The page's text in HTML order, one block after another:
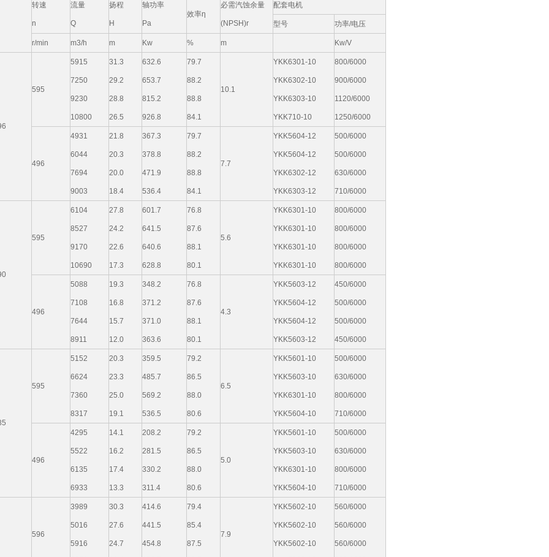
转速
n
流量
Q
扬程
H
轴功率
Pa
效率η
必需汽蚀余量
(NPSH)r
配套电机
型号 功率/电压
r/min m3/h m Kw % m Kw/V
595
5915
7250
9230
10800
31.3
29.2
28.8
26.5
632.6
653.7
815.2
926.8
79.7
88.2
88.8
84.1
10.1
YKK6301-10
YKK6302-10
YKK6303-10
YKK710-10
800/6000
900/6000
1120/6000
1250/6000
496
4931
6044
7694
9003
21.8
20.3
20.0
18.4
367.3
378.8
471.9
536.4
79.7
88.2
88.8
84.1
7.7
YKK5604-12
YKK5604-12
YKK6302-12
YKK6303-12
500/6000
500/6000
630/6000
710/6000
595
6104
8527
9170
10690
27.8
24.2
22.6
17.3
601.7
641.5
640.6
628.8
76.8
87.6
88.1
80.1
5.6
YKK6301-10
YKK6301-10
YKK6301-10
YKK6301-10
800/6000
800/6000
800/6000
800/6000
496
5088
7108
7644
8911
19.3
16.8
15.7
12.0
348.2
371.2
371.0
363.6
76.8
87.6
88.1
80.1
4.3
YKK5603-12
YKK5604-12
YKK5604-12
YKK5603-12
450/6000
500/6000
500/6000
450/6000
595
5152
6624
7360
8317
20.3
23.3
25.0
19.1
359.5
485.7
569.2
536.5
79.2
86.5
88.0
80.6
6.5
YKK5601-10
YKK5603-10
YKK6301-10
YKK5604-10
500/6000
630/6000
800/6000
710/6000
496
4295
5522
6135
6933
14.1
16.2
17.4
13.3
208.2
281.5
330.2
311.4
79.2
86.5
88.0
80.6
5.0
YKK5601-10
YKK5603-10
YKK6301-10
YKK5604-10
500/6000
630/6000
800/6000
710/6000
596
3989
5016
5916
30.3
27.6
24.7
414.6
441.5
454.8
79.4
85.4
87.5
7.9
YKK5602-10
YKK5602-10
YKK5602-10
560/6000
560/6000
560/6000